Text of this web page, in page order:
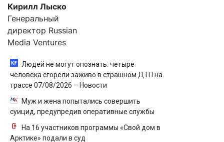
Кирилл Лыско
Генеральный
директор Russian
Media Ventures
Людей не могут опознать: четыре
человека сгорели заживо в страшном ДТП на
трассе 07/08/2026 – Новости
Муж и жена попытались совершить
суицид, предупредив оперативные службы
На 16 участников программы «Свой дом в
Арктике» подали в суд